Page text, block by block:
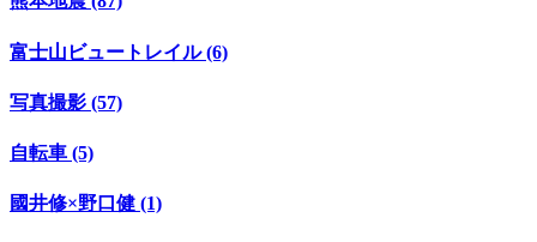
富士山ビュートレイル (6)
写真撮影 (57)
自転車 (5)
國井修×野口健 (1)